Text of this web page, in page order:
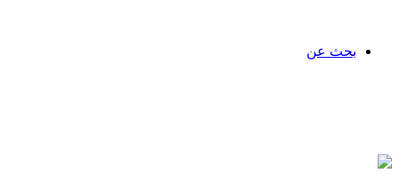
بحث عن